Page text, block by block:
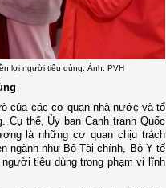
lợi người tiêu dùng. Ảnh: PVH
của các cơ quan nhà nước và tổ
thể, Ủy ban Cạnh tranh Quốc
là những cơ quan chịu trách
ngành như Bộ Tài chính, Bộ Y tế
tiêu dùng trong phạm vi lĩnh